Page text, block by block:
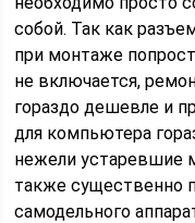
собой. Так как
при монтаже
не включается,
гораздо дешевле и
для компьютера
нежели устаревшие
также существенно
самодельного